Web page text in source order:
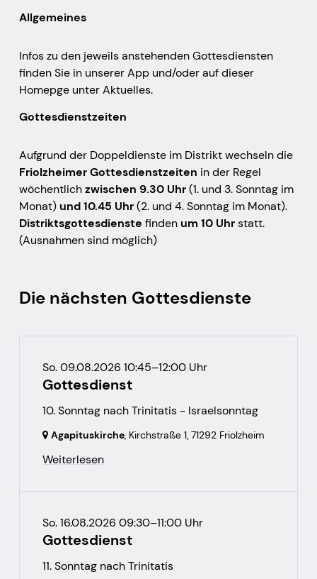
Allgemeines
Infos zu den jeweils anstehenden Gottesdiensten
finden Sie in unserer App und/oder auf dieser
Homepge unter Aktuelles.
Gottesdienstzeiten
Aufgrund der Doppeldienste im Distrikt wechseln die
Friolzheimer Gottesdienstzeiten in der Regel
wöchentlichzwischen 9.30 Uhr(1. und 3. Sonntag im
Monat) und 10.45 Uhr(2. und 4. Sonntag im Monat).
Distriktsgottesdienste finden um 10 Uhrstatt.
(Ausnahmen sind möglich)
Die nächsten Gottesdienste
So. 09.08.2026 10:45–12:00 Uhr
Gottesdienst
10. Sonntag nach Trinitatis - Israelsonntag
Agapituskirche, Kirchstraße 1, 71292 Friolzheim
Weiterlesen
So. 16.08.2026 09:30–11:00 Uhr
Gottesdienst
11. Sonntag nach Trinitatis